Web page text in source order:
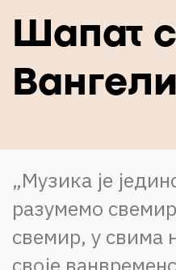
РАДИО
ЦПН
Шапат
„Музика је
разумемо
свемир, у свима